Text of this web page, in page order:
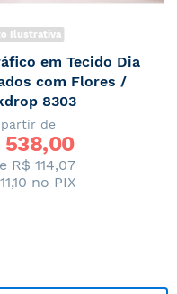
Ilustrativa
em Tecido Dia
com Flores /
8303
partir de
538,00
R$ 114,07
no PIX